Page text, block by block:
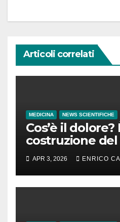
Articoli correlati
MEDICINA NEWS SCIENTIFICHE
Cos’è il dolore?
costruzione
APR 3, 2026 ENRICO